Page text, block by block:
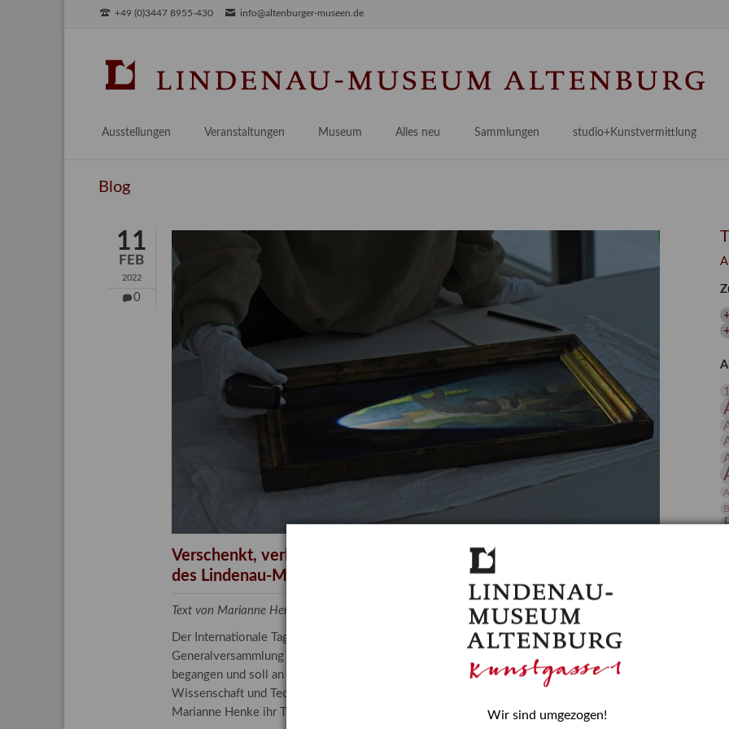
+49 (0)3447 8955-430 info@altenburger-museen.de
Ausstellungen
Aktuell
Veranstaltungen Museum
Praktikum / Praxisprojekt
Bestandskataloge & Editionen
Gesamtverzeichnis
Kalender
Alles neu
Provenienzforschung
Kulturelle Vermittlung
Länderübergreifende kulturtouristische Ziele
Sammlungen
Malerei 17.–19. Jh.
Deutsche Malerei 20./21. Jh.
Grafische Sammlung
Kunstbibliothek
Restaurierung
Forschung
studio+Kunstvermittlung
Angebote für Erwachsene
Angebote für Kitas
Blog
11
FEB
2022
0
Verschenkt, verkauft, vergessen? – Kunstdetektivinnen im Dienste
des Lindenau-Museums
Text von Marianne Henke, Provenienzforscherin am Lindenau-Museum Altenburg
Der Internationale Tag der Frauen und Mädchen in der Wissenschaft wurde 2015 in der
Generalversammlung der Vereinten Nationen beschlossen. Er wird jährlich am 11. Februar
begangen und soll an die entscheidende Rolle erinnern, die Mädchen und Frauen in
Wissenschaft und Technologie spielen. In ihrem Blogbeitrag stellt Provenienzforscherin
Marianne Henke ihr Tätigkeitsfeld vor.
Wir sind umgezogen!